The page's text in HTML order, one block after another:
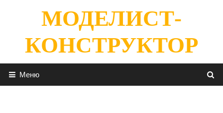
содержимомуМОДЕЛИСТ-
КОНСТРУКТОР
Меню